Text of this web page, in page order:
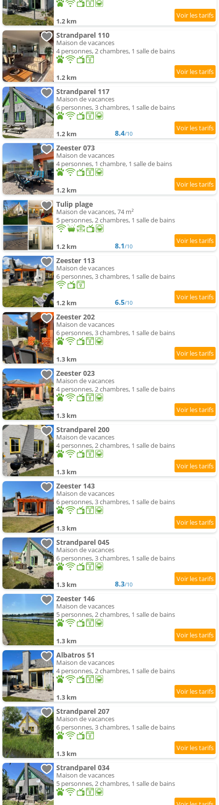
1.2 km
Strandparel 110
Maison de vacances
4 personnes, 2 chambres, 1 salle de bains
1.2 km
Strandparel 117
Maison de vacances
6 personnes, 3 chambres, 1 salle de bains
1.2 km 8.4/10
Zeester 073
Maison de vacances
4 personnes, 1 chambre, 1 salle de bains
1.2 km
Tulip plage
Maison de vacances, 74 m²
5 personnes, 2 chambres, 1 salle de bains
1.2 km 8.1/10
Zeester 113
Maison de vacances
6 personnes, 3 chambres, 1 salle de bains
1.2 km 6.5/10
Zeester 202
Maison de vacances
6 personnes, 3 chambres, 1 salle de bains
1.3 km
Zeester 023
Maison de vacances
4 personnes, 2 chambres, 1 salle de bains
1.3 km
Strandparel 200
Maison de vacances
4 personnes, 2 chambres, 1 salle de bains
1.3 km
Zeester 143
Maison de vacances
6 personnes, 3 chambres, 1 salle de bains
1.3 km
Strandparel 045
Maison de vacances
6 personnes, 3 chambres, 1 salle de bains
1.3 km 8.3/10
Zeester 146
Maison de vacances
5 personnes, 2 chambres, 1 salle de bains
1.3 km
Albatros 51
Maison de vacances
4 personnes, 2 chambres, 1 salle de bains
1.3 km
Strandparel 207
Maison de vacances
6 personnes, 3 chambres, 1 salle de bains
1.3 km
Strandparel 034
Maison de vacances
5 personnes, 2 chambres, 1 salle de bains